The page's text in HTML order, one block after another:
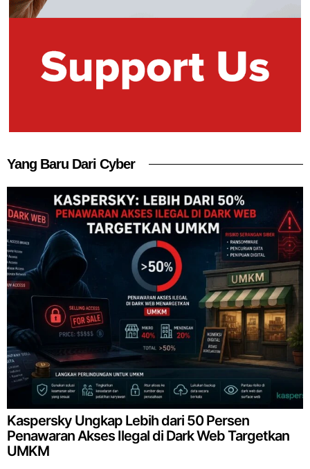
Yang Baru Dari Cyber
Kaspersky Ungkap Lebih dari 50 Persen
Penawaran Akses Ilegal di Dark Web Targetkan
UMKM